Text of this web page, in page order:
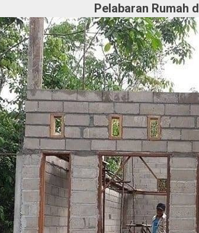
Pelabaran Rumah